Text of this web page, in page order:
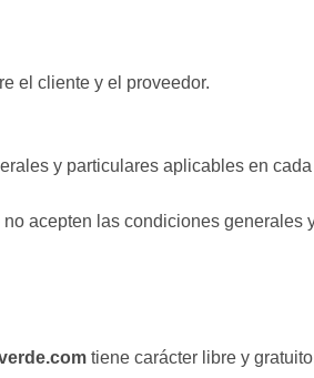
el cliente y el proveedor.
y particulares aplicables en cada
acepten las condiciones generales
tiene carácter libre y